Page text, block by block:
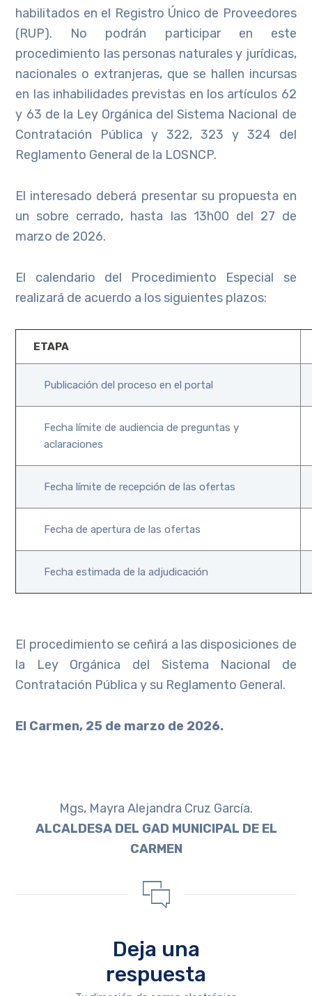
habilitados en el Registro Único de Proveedores
(RUP). No podrán participar en este
procedimiento las personas naturales y jurídicas,
nacionales o extranjeras, que se hallen incursas
en las inhabilidades previstas en los artículos 62
y 63 de la Ley Orgánica del Sistema Nacional de
Contratación Pública y 322, 323 y 324 del
Reglamento General de la LOSNCP.
El interesado deberá presentar su propuesta en
un sobre cerrado, hasta las 13h00 del 27 de
marzo de 2026.
El calendario del Procedimiento Especial se
realizará de acuerdo a los siguientes plazos:
ETAPA
Publicación del proceso en el portal
Fecha límite de audiencia de preguntas y
aclaraciones
Fecha límite de recepción de las ofertas
Fecha de apertura de las ofertas
Fecha estimada de la adjudicación
El procedimiento se ceñirá a las disposiciones de
la Ley Orgánica del Sistema Nacional de
Contratación Pública y su Reglamento General.
El Carmen, 25 de marzo de 2026.
Mgs, Mayra Alejandra Cruz García.
ALCALDESA DEL GAD MUNICIPAL DE EL
CARMEN
Deja una
respuesta